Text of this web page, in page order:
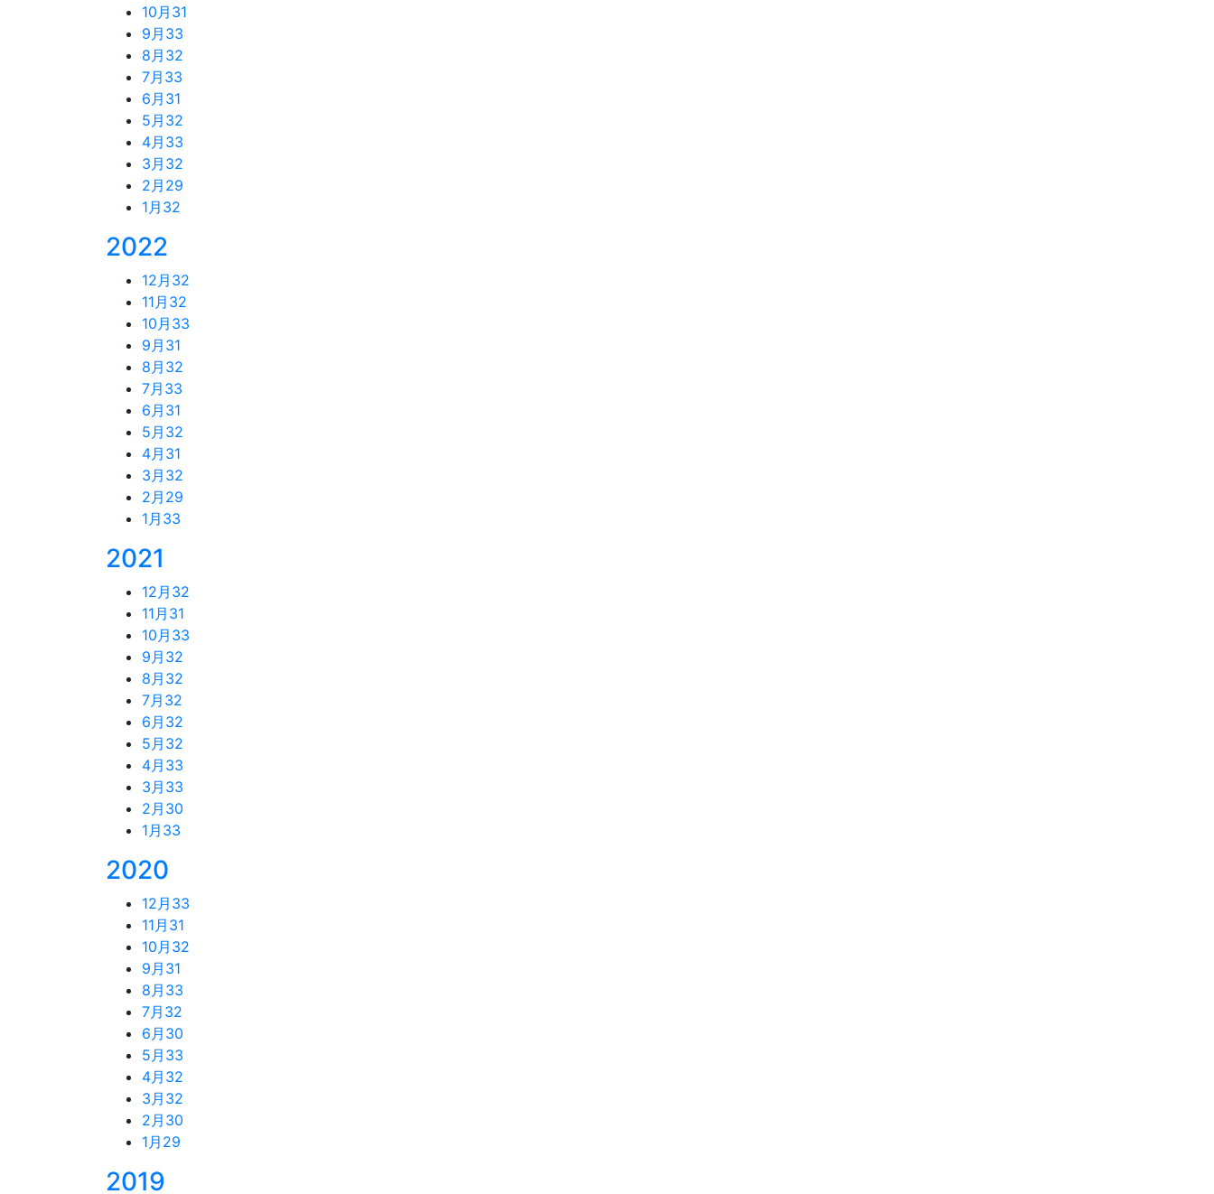
10月 31
9月 33
8月 32
7月 33
6月 31
5月 32
4月 33
3月 32
2月 29
1月 32
2022
12月 32
11月 32
10月 33
9月 31
8月 32
7月 33
6月 31
5月 32
4月 31
3月 32
2月 29
1月 33
2021
12月 32
11月 31
10月 33
9月 32
8月 32
7月 32
6月 32
5月 32
4月 33
3月 33
2月 30
1月 33
2020
12月 33
11月 31
10月 32
9月 31
8月 33
7月 32
6月 30
5月 33
4月 32
3月 32
2月 30
1月 29
2019